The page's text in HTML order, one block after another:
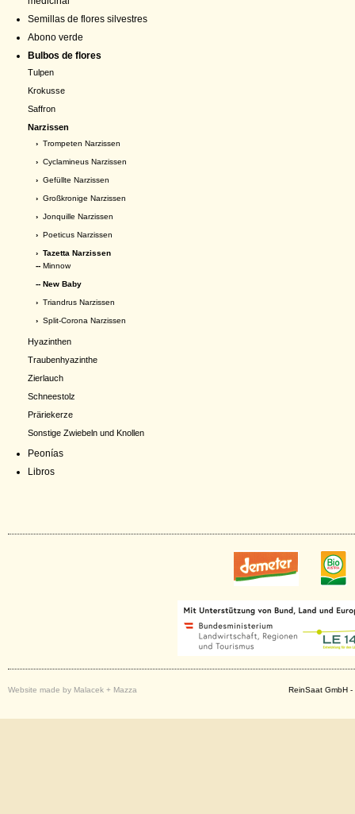
Semillas de flores silvestres
Abono verde
Bulbos de flores
Tulpen
Krokusse
Saffron
Narzissen
› Trompeten Narzissen
› Cyclamineus Narzissen
› Gefüllte Narzissen
› Großkronige Narzissen
› Jonquille Narzissen
› Poeticus Narzissen
› Tazetta Narzissen
-- Minnow
-- New Baby
› Triandrus Narzissen
› Split-Corona Narzissen
Hyazinthen
Traubenhyazinthe
Zierlauch
Schneestolz
Präriekerze
Sonstige Zwiebeln und Knollen
Peonías
Libros
Website made by Malacek + Mazza ReinSaat GmbH